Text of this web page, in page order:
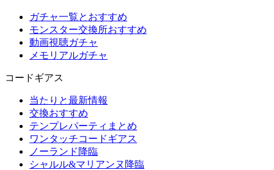
ガチャ一覧とおすすめ
モンスター交換所おすすめ
動画視聴ガチャ
メモリアルガチャ
コードギアス
当たりと最新情報
交換おすすめ
テンプレパーティまとめ
ワンタッチコードギアス
ノーランド降臨
シャルル&マリアンヌ降臨